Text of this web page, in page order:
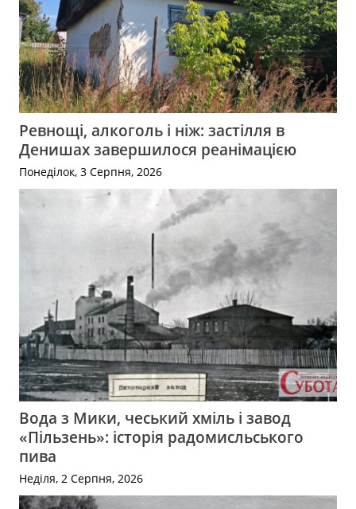
Ревнощі, алкоголь і ніж: застілля в
Денишах завершилося реанімацією
Понеділок, 3 Серпня, 2026
Вода з Мики, чеський хміль і завод
«Пільзень»: історія радомисльського
пива
Неділя, 2 Серпня, 2026